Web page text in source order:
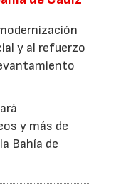
y al refuerzo
y más de
Bahía de